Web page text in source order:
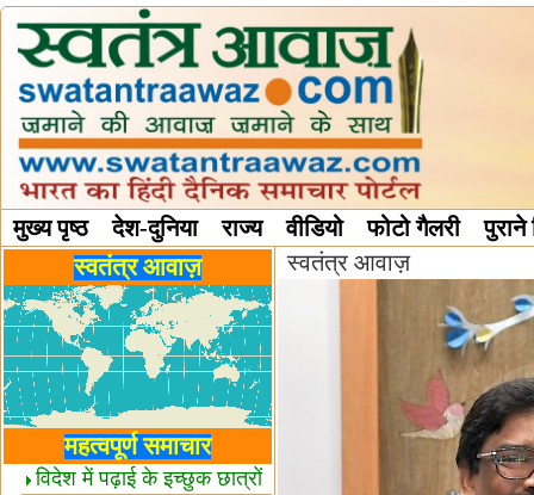
मुख्य पृष्ठ देश-दुनिया राज्य वीडियो फोटो गैलरी
विविध स्तंभस्वतंत्र आवाज़
महत्वपूर्ण समाचार
विदेश में पढ़ाई के इच्छुक छात्रों
स्वतंत्र आवाज़